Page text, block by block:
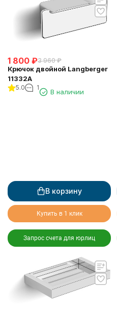
1 800 ₽3 960 ₽
Крючок двойной Langberger
11332A
5.0 1
В наличии
В корзину
Купить в 1 клик
Запрос счета для юрлиц